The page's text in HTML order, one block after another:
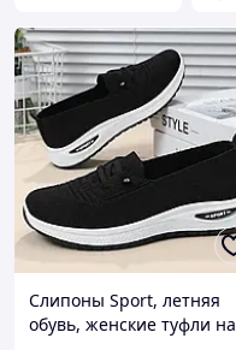
Слипоны Sport, летняя
обувь, женские туфли на